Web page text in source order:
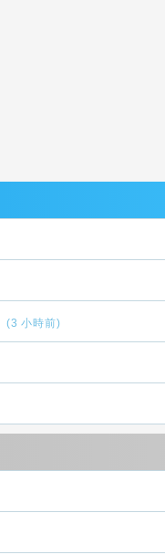
(3 小時前)